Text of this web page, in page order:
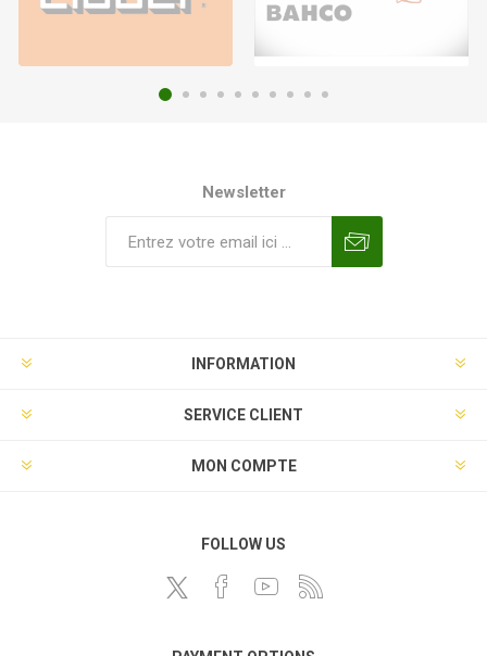
Newsletter
INFORMATION
SERVICE CLIENT
MON COMPTE
FOLLOW US